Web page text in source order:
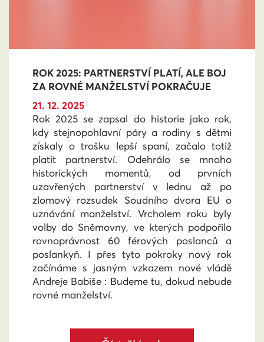
ROK 2025: PARTNERSTVÍ PLATÍ, ALE BOJ
ZA ROVNÉ MANŽELSTVÍ POKRAČUJE
21. 12. 2025
Rok 2025 se zapsal do historie jako rok,
kdy stejnopohlavní páry a rodiny s dětmi
získaly o trošku lepší spaní, začalo totiž
platit partnerství. Odehrálo se mnoho
historických momentů, od prvních
uzavřených partnerství v lednu až po
zlomový rozsudek Soudního dvora EU o
uznávání manželství. Vrcholem roku byly
volby do Sněmovny, ve kterých podpořilo
rovnoprávnost 60 férových poslanců a
poslankyň. I přes tyto pokroky nový rok
začínáme s jasným vzkazem nové vládě
Andreje Babiše : Budeme tu, dokud nebude
rovné manželství.